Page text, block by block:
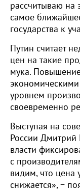
рассчитываю на
самое
государства к
Путин считает
цен на такие
мука.
уровнем
своевременно
Выступая на
России Дмитрий
власти
с
видим, что цена
снижается», −